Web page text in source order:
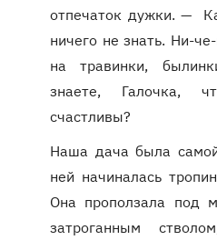
отпечаток дужки. —
ничего не знать. Ни-
на травинки,
знаете, Галочка,
счастливы?
Наша дача была
ней начиналась
Она проползала под
затроганным